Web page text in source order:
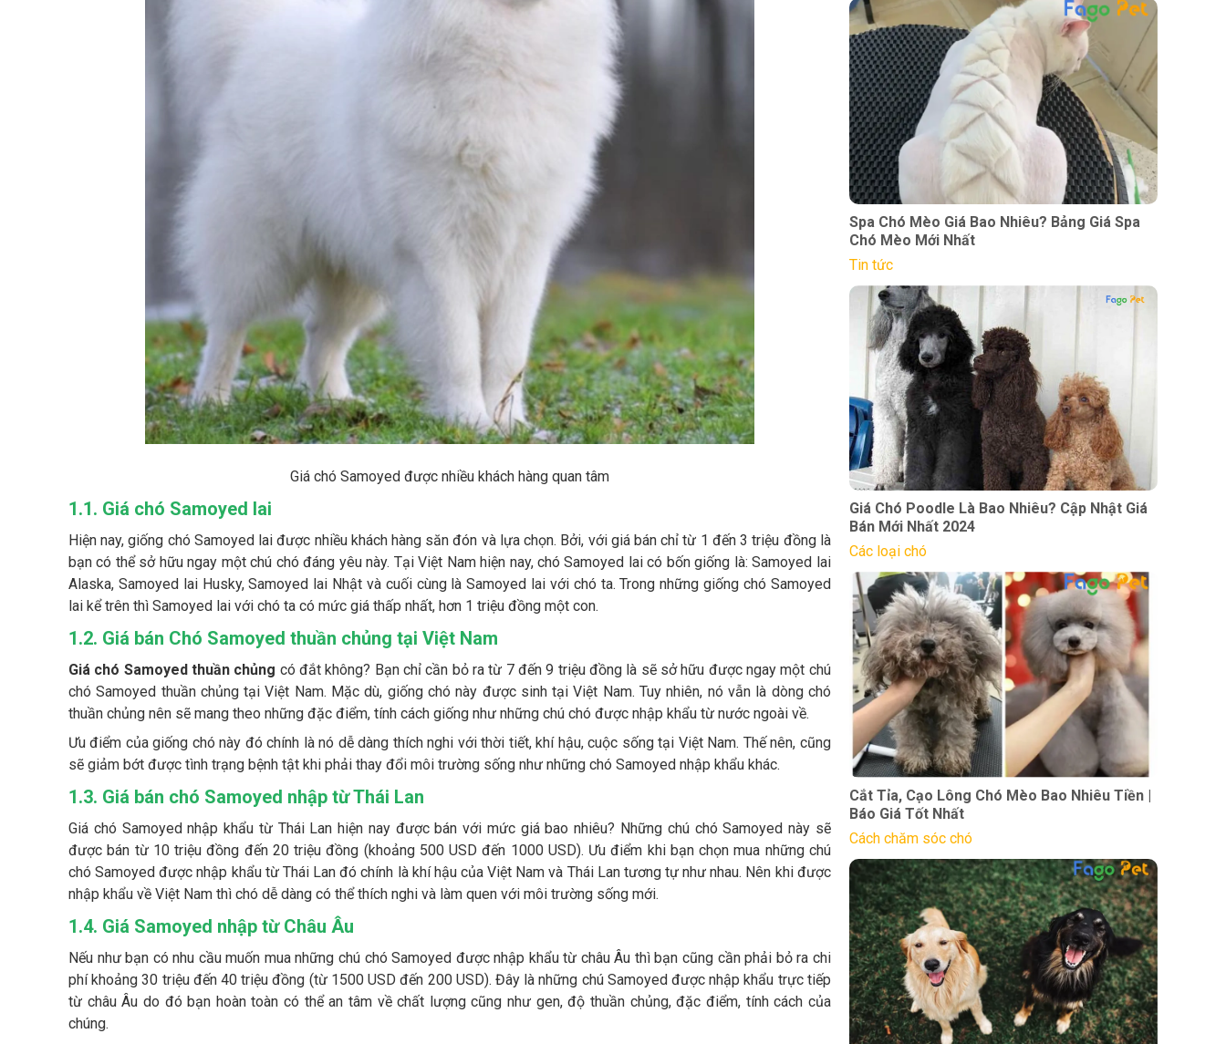
Giá chó Samoyed được nhiều khách hàng quan tâm
1.1. Giá chó Samoyed lai
Hiện nay, giống chó Samoyed lai được nhiều khách hàng săn đón và lựa chọn. Bởi, với giá bán chỉ từ 1 đến 3 triệu đồng là
bạn có thể sở hữu ngay một chú chó đáng yêu này. Tại Việt Nam hiện nay, chó Samoyed lai có bốn giống là: Samoyed lai
Alaska, Samoyed lai Husky, Samoyed lai Nhật và cuối cùng là Samoyed lai với chó ta. Trong những giống chó Samoyed
lai kể trên thì Samoyed lai với chó ta có mức giá thấp nhất, hơn 1 triệu đồng một con.
1.2. Giá bán Chó Samoyed thuần chủng tại Việt Nam
Giá chó Samoyed thuần chủng có đắt không? Bạn chỉ cần bỏ ra từ 7 đến 9 triệu đồng là sẽ sở hữu được ngay một chú
chó Samoyed thuần chủng tại Việt Nam. Mặc dù, giống chó này được sinh tại Việt Nam. Tuy nhiên, nó vẫn là dòng chó
thuần chủng nên sẽ mang theo những đặc điểm, tính cách giống như những chú chó được nhập khẩu từ nước ngoài về.
Ưu điểm của giống chó này đó chính là nó dễ dàng thích nghi với thời tiết, khí hậu, cuộc sống tại Việt Nam. Thế nên, cũng
sẽ giảm bớt được tình trạng bệnh tật khi phải thay đổi môi trường sống như những chó Samoyed nhập khẩu khác.
1.3. Giá bán chó Samoyed nhập từ Thái Lan
Giá chó Samoyed nhập khẩu từ Thái Lan hiện nay được bán với mức giá bao nhiêu? Những chú chó Samoyed này sẽ
được bán từ 10 triệu đồng đến 20 triệu đồng (khoảng 500 USD đến 1000 USD). Ưu điểm khi bạn chọn mua những chú
chó Samoyed được nhập khẩu từ Thái Lan đó chính là khí hậu của Việt Nam và Thái Lan tương tự như nhau. Nên khi được
nhập khẩu về Việt Nam thì chó dễ dàng có thể thích nghi và làm quen với môi trường sống mới.
1.4. Giá Samoyed nhập từ Châu Âu
Nếu như bạn có nhu cầu muốn mua những chú chó Samoyed được nhập khẩu từ châu Âu thì bạn cũng cần phải bỏ ra chi
phí khoảng 30 triệu đến 40 triệu đồng (từ 1500 USD đến 200 USD). Đây là những chú Samoyed được nhập khẩu trực tiếp
từ châu Âu do đó bạn hoàn toàn có thể an tâm về chất lượng cũng như gen, độ thuần chủng, đặc điểm, tính cách của
chúng.
Spa Chó Mèo Giá Bao Nhiêu? Bảng Giá Spa
Chó Mèo Mới Nhất
Tin tức
Giá Chó Poodle Là Bao Nhiêu? Cập Nhật Giá
Bán Mới Nhất 2024
Các loại chó
Cắt Tỉa, Cạo Lông Chó Mèo Bao Nhiêu Tiền |
Báo Giá Tốt Nhất
Cách chăm sóc chó